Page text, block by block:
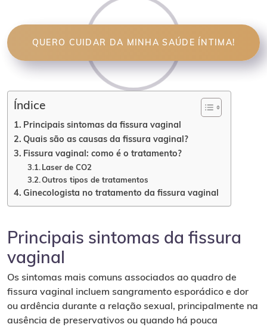
QUERO CUIDAR DA MINHA SAÚDE ÍNTIMA!
Índice
Principais sintomas da fissura vaginal
Quais são as causas da fissura vaginal?
Fissura vaginal: como é o tratamento?
Laser de CO2
Outros tipos de tratamentos
Ginecologista no tratamento da fissura vaginal
Principais sintomas da fissura
vaginal
Os sintomas mais comuns associados ao quadro de
fissura vaginal incluem sangramento esporádico e dor
ou ardência durante a relação sexual, principalmente na
ausência de preservativos ou quando há pouca